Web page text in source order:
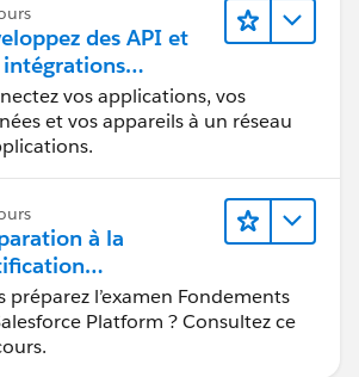
des API et
intégrations
avec
vos applications, vos
et vos appareils à un réseau
à la
de
Platform
préparez l’examen Fondements
Platform ? Consultez ce